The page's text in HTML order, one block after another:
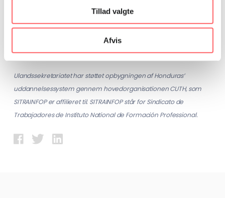
Tillad valgte
Afvis
Lokation
Ulandssekretariatet har støttet opbygningen af Honduras’
uddannelsessystem gennem hovedorganisationen CUTH, som
SITRAINFOP er affilieret til. SITRAINFOP står for Sindicato de
Trabajadores de Instituto National de Formación Professional.